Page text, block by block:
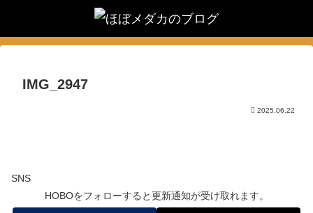
IMG_2947
2025.06.22
SNS
HOBOをフォローすると更新通知が受け取れます。